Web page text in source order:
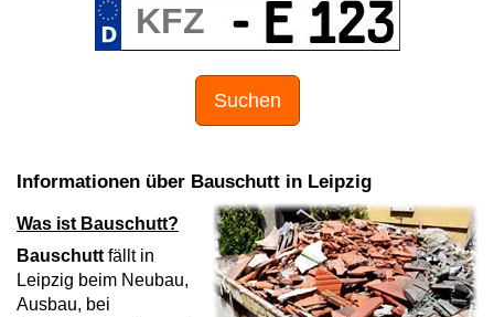
Suchen
Informationen über Bauschutt in Leipzig
Was ist Bauschutt?
Bauschutt fällt in
Leipzig beim Neubau,
Ausbau, bei